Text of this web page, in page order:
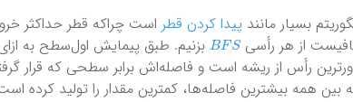
بسیار مانند پیدا کردن قطر است چراکه قطر حداکثر
از هر رأسی
BFS
بزنیم. طبق پیمایش اول‌سطح به
رأس از ریشه است و فاصله‌اش برابر سطحی که قرار
بین همه بیشترین فاصله‌ها، کمترین مقدار را تولید کرده